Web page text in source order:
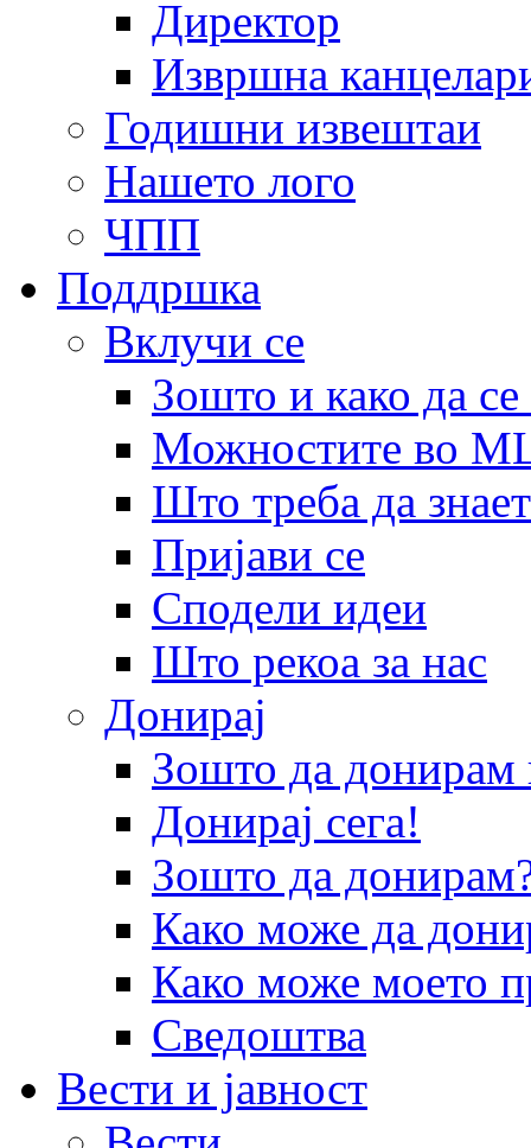
Директор
Извршна
Годишни извештаи
Нашето лого
ЧПП
Поддршка
Вклучи се
Зошто и како да
Можностите во
Што треба да
Пријави се
Сподели идеи
Што рекоа за нас
Донирај
Зошто да
Донирај сега!
Зошто да
Како може да
Како може моето
Сведоштва
Вести и јавност